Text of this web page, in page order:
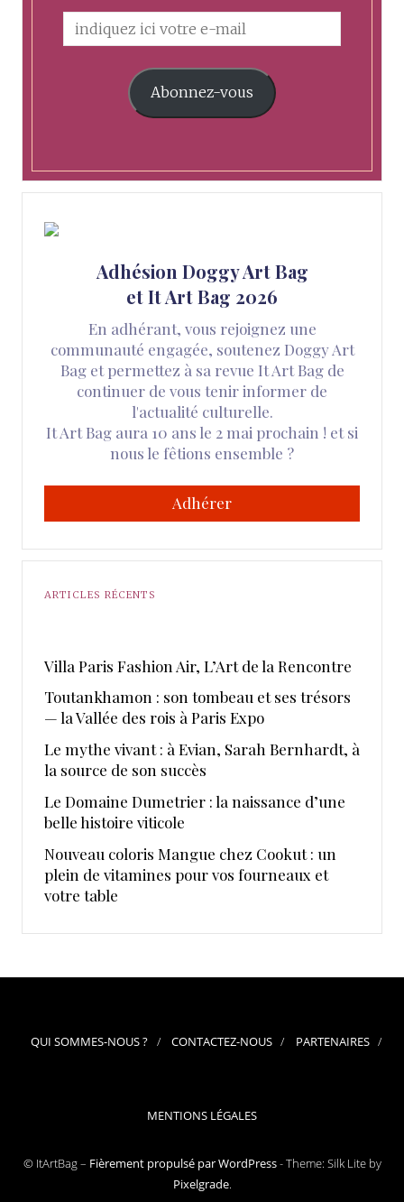
Abonnez-vous
Adhésion Doggy Art Bag
et It Art Bag 2026
En adhérant, vous rejoignez une
communauté engagée, soutenez Doggy Art
Bag et permettez à sa revue It Art Bag de
continuer de vous tenir informer de
l'actualité culturelle.
It Art Bag aura 10 ans le 2 mai prochain ! et si
nous le fêtions ensemble ?
Adhérer
ARTICLES RÉCENTS
​Villa Paris Fashion Air, ​L’Art de la Rencontre
Toutankhamon : son tombeau et ses trésors
— la Vallée des rois à Paris Expo
Le mythe vivant : à Evian, Sarah Bernhardt, à
la source de son succès
Le Domaine Dumetrier : la naissance d’une
belle histoire viticole
Nouveau coloris Mangue chez Cookut : un
plein de vitamines pour vos fourneaux et
votre table
QUI SOMMES-NOUS ? CONTACTEZ-NOUS PARTENAIRES
MENTIONS LÉGALES
© ItArtBag – Fièrement propulsé par WordPress-Theme: Silk Lite by
Pixelgrade.